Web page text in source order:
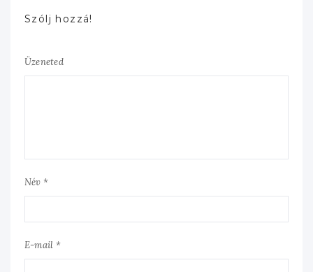
Szólj hozzá!
Üzeneted
Név *
E-mail *